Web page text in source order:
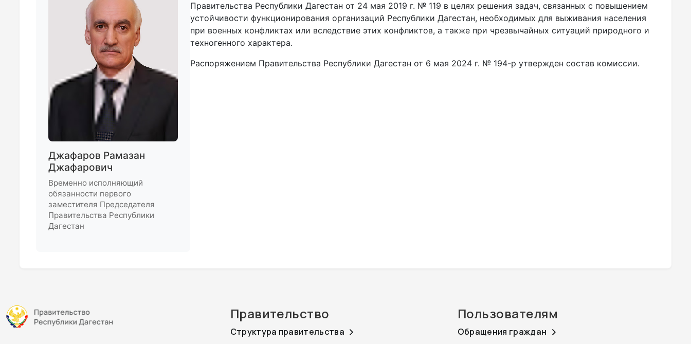
Джафаров Рамазан
Джафарович
Временно исполняющий
обязанности первого
заместителя Председателя
Правительства Республики
Дагестан
Правительства Республики Дагестан от 24 мая 2019 г. № 119 в целях решения задач, связанных с повышением
устойчивости функционирования организаций Республики Дагестан, необходимых для выживания населения
при военных конфликтах или вследствие этих конфликтов, а также при чрезвычайных ситуаций природного и
техногенного характера.
Распоряжением Правительства Республики Дагестан от 6 мая 2024 г. № 194-р утвержден состав комиссии.
Правительство
Структура правительства
Пользователям
Обращения граждан